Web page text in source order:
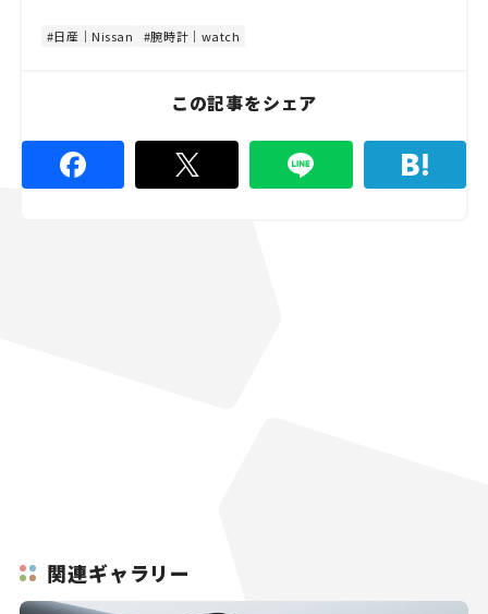
%
日産｜Nissan 腕時計｜watch
この記事をシェア
関連ギャラリー